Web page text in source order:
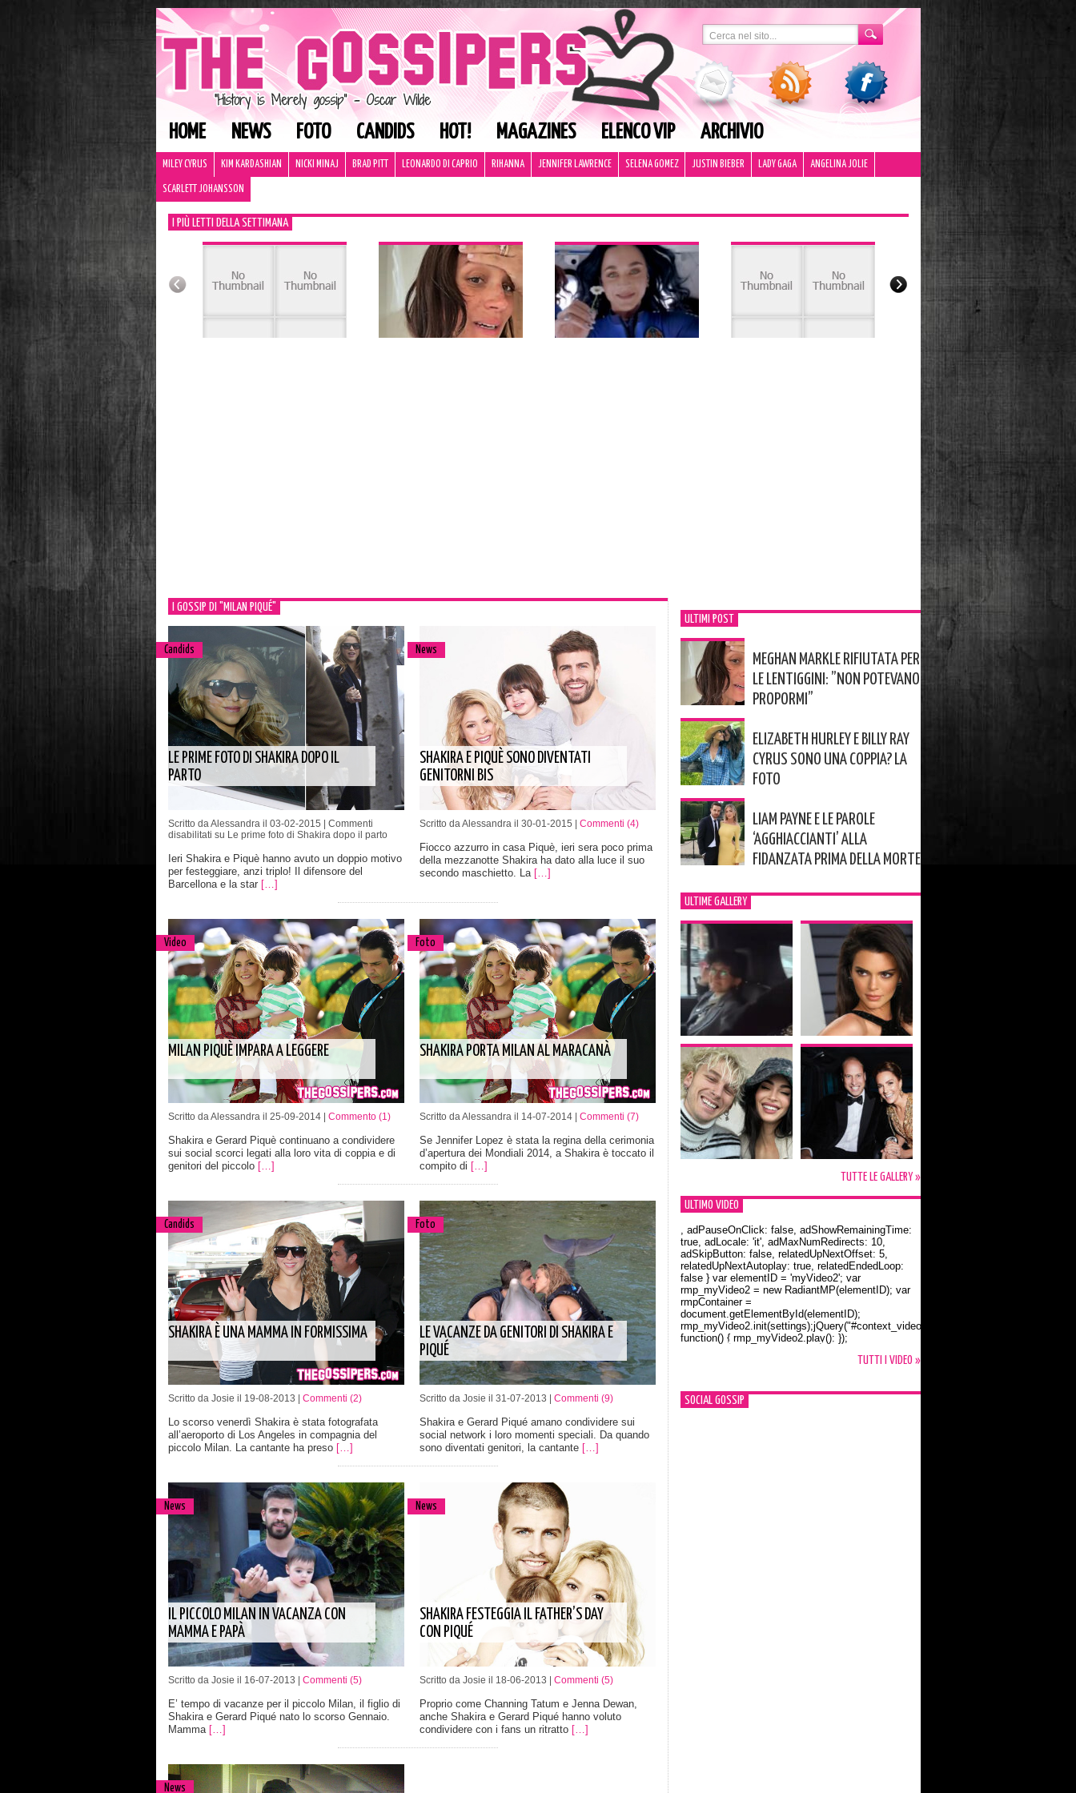
HOME NEWS FOTO CANDIDS HOT! MAGAZINES ELENCO VIP ARCHIVIO
MILEY CYRUS KIM KARDASHIAN NICKI MINAJ BRAD PITT LEONARDO DI CAPRIO RIHANNA JENNIFER LAWRENCE SELENA GOMEZ JUSTIN BIEBER LADY GAGA ANGELINA JOLIE
SCARLETT JOHANSSON
I PIÙ LETTI DELLA SETTIMANA
I GOSSIP DI "MILAN PIQUÉ"
Candids
LE PRIME FOTO DI SHAKIRA DOPO IL
PARTO
Scritto da Alessandra il 03-02-2015 | Commenti
disabilitati su Le prime foto di Shakira dopo il parto
Ieri Shakira e Piquè hanno avuto un doppio motivo
per festeggiare, anzi triplo! Il difensore del
Barcellona e la star […]
News
SHAKIRA E PIQUÈ SONO DIVENTATI
GENITORNI BIS
Scritto da Alessandra il 30-01-2015 | Commenti (4)
Fiocco azzurro in casa Piquè, ieri sera poco prima
della mezzanotte Shakira ha dato alla luce il suo
secondo maschietto. La […]
Video
MILAN PIQUÈ IMPARA A LEGGERE
Scritto da Alessandra il 25-09-2014 | Commento (1)
Shakira e Gerard Piquè continuano a condividere
sui social scorci legati alla loro vita di coppia e di
genitori del piccolo […]
Foto
SHAKIRA PORTA MILAN AL MARACANÀ
Scritto da Alessandra il 14-07-2014 | Commenti (7)
Se Jennifer Lopez è stata la regina della cerimonia
d’apertura dei Mondiali 2014, a Shakira è toccato il
compito di […]
Candids
SHAKIRA È UNA MAMMA IN FORMISSIMA
Scritto da Josie il 19-08-2013 | Commenti (2)
Lo scorso venerdì Shakira è stata fotografata
all’aeroporto di Los Angeles in compagnia del
piccolo Milan. La cantante ha preso […]
Foto
LE VACANZE DA GENITORI DI SHAKIRA E
PIQUÉ
Scritto da Josie il 31-07-2013 | Commenti (9)
Shakira e Gerard Piqué amano condividere sui
social network i loro momenti speciali. Da quando
sono diventati genitori, la cantante […]
News
IL PICCOLO MILAN IN VACANZA CON
MAMMA E PAPÀ
Scritto da Josie il 16-07-2013 | Commenti (5)
E’ tempo di vacanze per il piccolo Milan, il figlio di
Shakira e Gerard Piqué nato lo scorso Gennaio.
Mamma […]
News
SHAKIRA FESTEGGIA IL FATHER’S DAY
CON PIQUÉ
Scritto da Josie il 18-06-2013 | Commenti (5)
Proprio come Channing Tatum e Jenna Dewan,
anche Shakira e Gerard Piqué hanno voluto
condividere con i fans un ritratto […]
News
ULTIMI POST
MEGHAN MARKLE RIFIUTATA PER
LE LENTIGGINI: ”NON POTEVANO
PROPORMI”
ELIZABETH HURLEY E BILLY RAY
CYRUS SONO UNA COPPIA? LA
FOTO
LIAM PAYNE E LE PAROLE
‘AGGHIACCIANTI’ ALLA
FIDANZATA PRIMA DELLA MORTE
ULTIME GALLERY
TUTTE LE GALLERY »
ULTIMO VIDEO
Orlando Bloom e la t-shirt dedicata a Flynn
, adPauseOnClick: false, adShowRemainingTime:
true, adLocale: 'it', adMaxNumRedirects: 10,
adSkipButton: false, relatedUpNextOffset: 5,
relatedUpNextAutoplay: true, relatedEndedLoop:
false } var elementID = 'myVideo2'; var
rmp_myVideo2 = new RadiantMP(elementID); var
rmpContainer =
document.getElementById(elementID);
rmp_myVideo2.init(settings);jQuery("#context_video2").one("mouseover",
function() { rmp_myVideo2.play(); });
TUTTI I VIDEO »
SOCIAL GOSSIP